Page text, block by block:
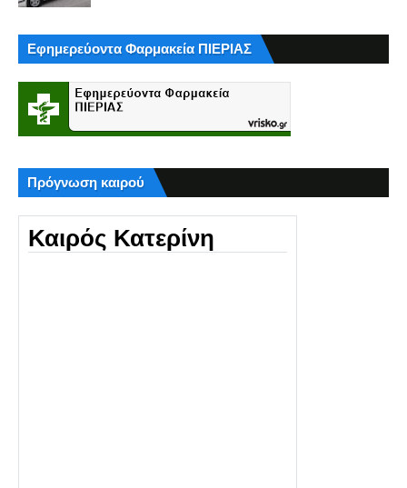
Εφημερεύοντα Φαρμακεία ΠΙΕΡΙΑΣ
Πρόγνωση καιρού
Καιρός Κατερίνη